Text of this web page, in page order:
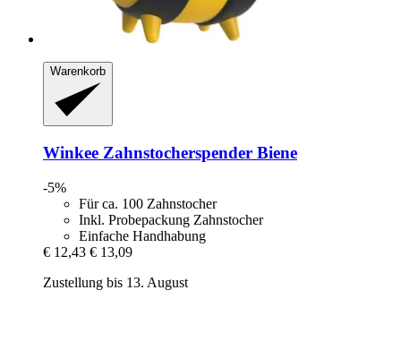
Warenkorb
Winkee Zahnstocherspender Biene
-5%
Für ca. 100 Zahnstocher
Inkl. Probepackung Zahnstocher
Einfache Handhabung
€ 12,43 € 13,09
Zustellung bis 13. August